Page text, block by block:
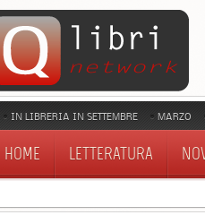
IN LIBRERIA IN SETTEMBRE MARZO
HOME LETTERATURA